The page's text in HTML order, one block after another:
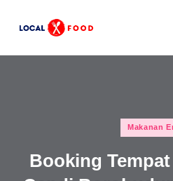
keluarga
Indonesia.
Posted
in
Makanan
Booking